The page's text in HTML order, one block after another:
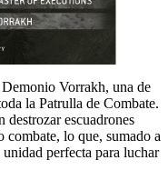
Vorrakh, una de
la Patrulla de Combate.
destrozar escuadrones
combate, lo que, sumado a
perfecta para luchar